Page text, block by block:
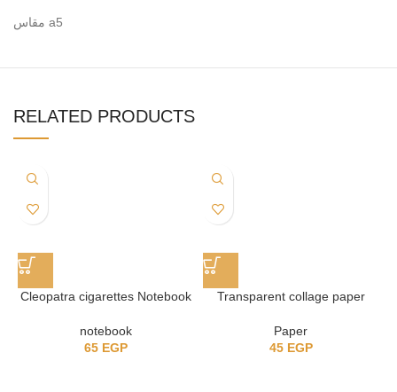
مقاس a5
RELATED PRODUCTS
Cleopatra cigarettes Notebook
notebook
65 EGP
Transparent collage paper
Paper
45 EGP